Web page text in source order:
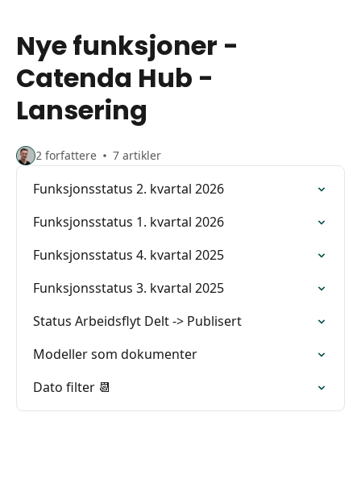
Nye funksjoner -
Catenda Hub -
Lansering
2 forfattere 7 artikler
Funksjonsstatus 2. kvartal 2026
Funksjonsstatus 1. kvartal 2026
Funksjonsstatus 4. kvartal 2025
Funksjonsstatus 3. kvartal 2025
Status Arbeidsflyt Delt -> Publisert
Modeller som dokumenter
Dato filter 📆